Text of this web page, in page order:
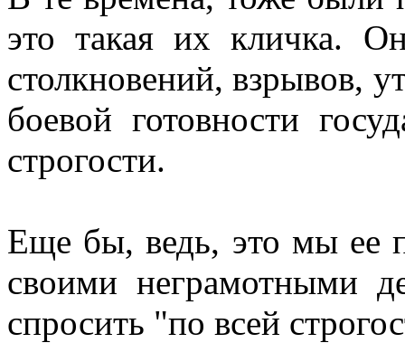
это такая их кличка.
столкновений, взрывов,
боевой готовности
строгости.
Еще бы, ведь, это мы ее
своими неграмотными
спросить "по всей